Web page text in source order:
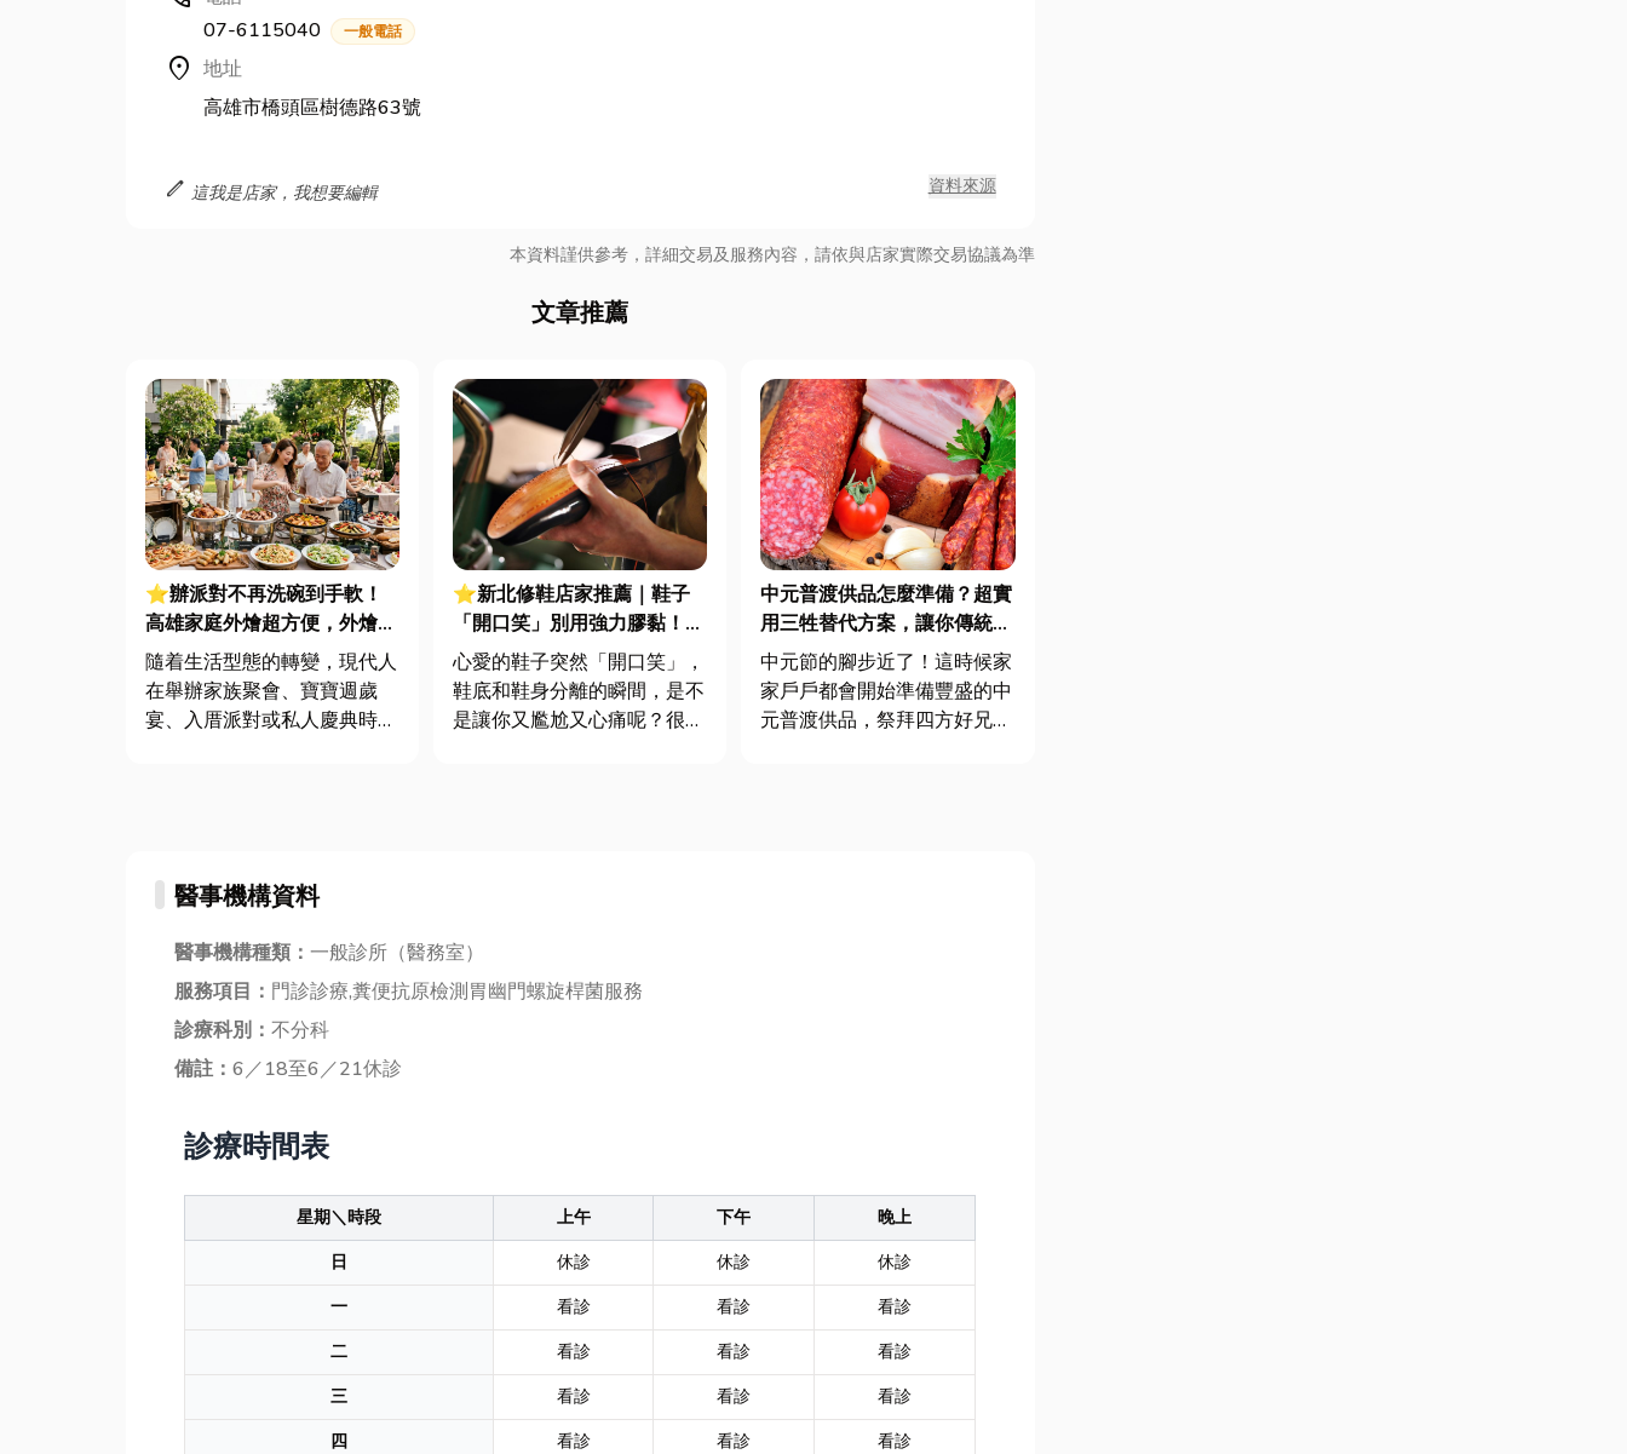
07-6115040
一般電話
location_on 地址
高雄市橋頭區樹德路63號
edit 這我是店家，我想要編輯 資料來源
本資料謹供參考，詳細交易及服務內容，請依與店家實際交易協議為準
文章推薦
⭐辦派對不再洗碗到手軟！
高雄家庭外燴超方便，外燴常
見形式與籌備隱藏地雷一次看
隨着生活型態的轉變，現代人
在舉辦家族聚會、寶寶週歲
宴、入厝派對或私人慶典時，
氛圍。然而，市面上的個人與
⭐新北修鞋店家推薦｜鞋子
「開口笑」別用強力膠黏！專
業修鞋讓你的愛鞋煥然一新
心愛的鞋子突然「開口笑」，
鞋底和鞋身分離的瞬間，是不
是讓你又尷尬又心痛呢？很多
中元普渡供品怎麼準備？超實
用三牲替代方案，讓你傳統與
新意一次搞定！
中元節的腳步近了！這時候家
家戶戶都會開始準備豐盛的中
元普渡供品，祭拜四方好兄
醫事機構資料
醫事機構種類： 一般診所（醫務室）
服務項目： 門診診療,糞便抗原檢測胃幽門螺旋桿菌服務
診療科別： 不分科
備註： 6／18至6／21休診
診療時間表
星期＼時段 上午 下午
晚上
日
休診 休診
休診
一
看診 看診
看診
二
看診 看診
看診
三
看診 看診
看診
四
看診 看診
看診